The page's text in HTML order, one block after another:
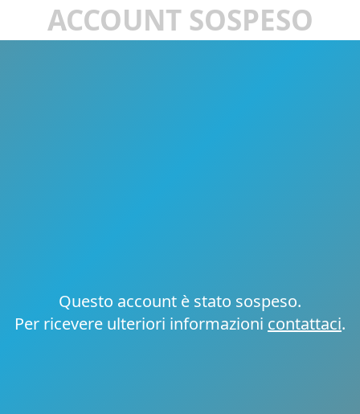
ACCOUNT SOSPESO
Questo account è stato sospeso.
Per ricevere ulteriori informazioni contattaci.